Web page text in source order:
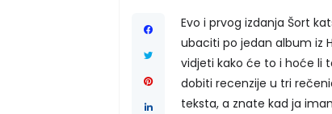
Evo i prvog izdanja Šort
ubaciti po jedan album iz
vidjeti kako će to i hoće li
dobiti recenzije u tri
teksta, a znate kad ja